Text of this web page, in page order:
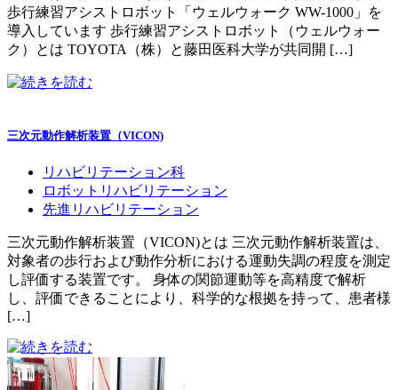
歩行練習アシストロボット「ウェルウォーク WW-1000」を
導入しています 歩行練習アシストロボット（ウェルウォー
ク）とは TOYOTA（株）と藤田医科大学が共同開 […]
三次元動作解析装置（VICON)
リハビリテーション科
ロボットリハビリテーション
先進リハビリテーション
三次元動作解析装置（VICON)とは 三次元動作解析装置は、
対象者の歩行および動作分析における運動失調の程度を測定
し評価する装置です。 身体の関節運動等を高精度で解析
し、評価できることにより、科学的な根拠を持って、患者様
[…]